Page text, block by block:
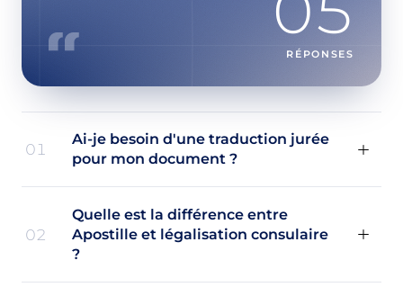
RÉPONSES
01
Ai-je besoin d'une traduction jurée
pour mon document ?
02
Quelle est la différence entre
Apostille et légalisation consulaire
?